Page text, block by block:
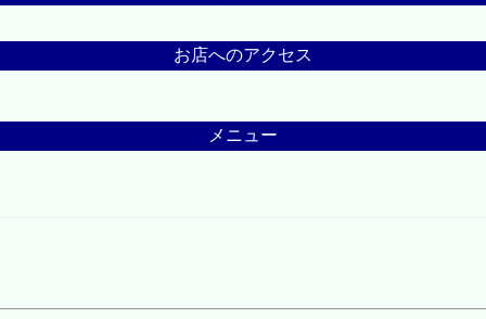
お店へのアクセス
メニュー